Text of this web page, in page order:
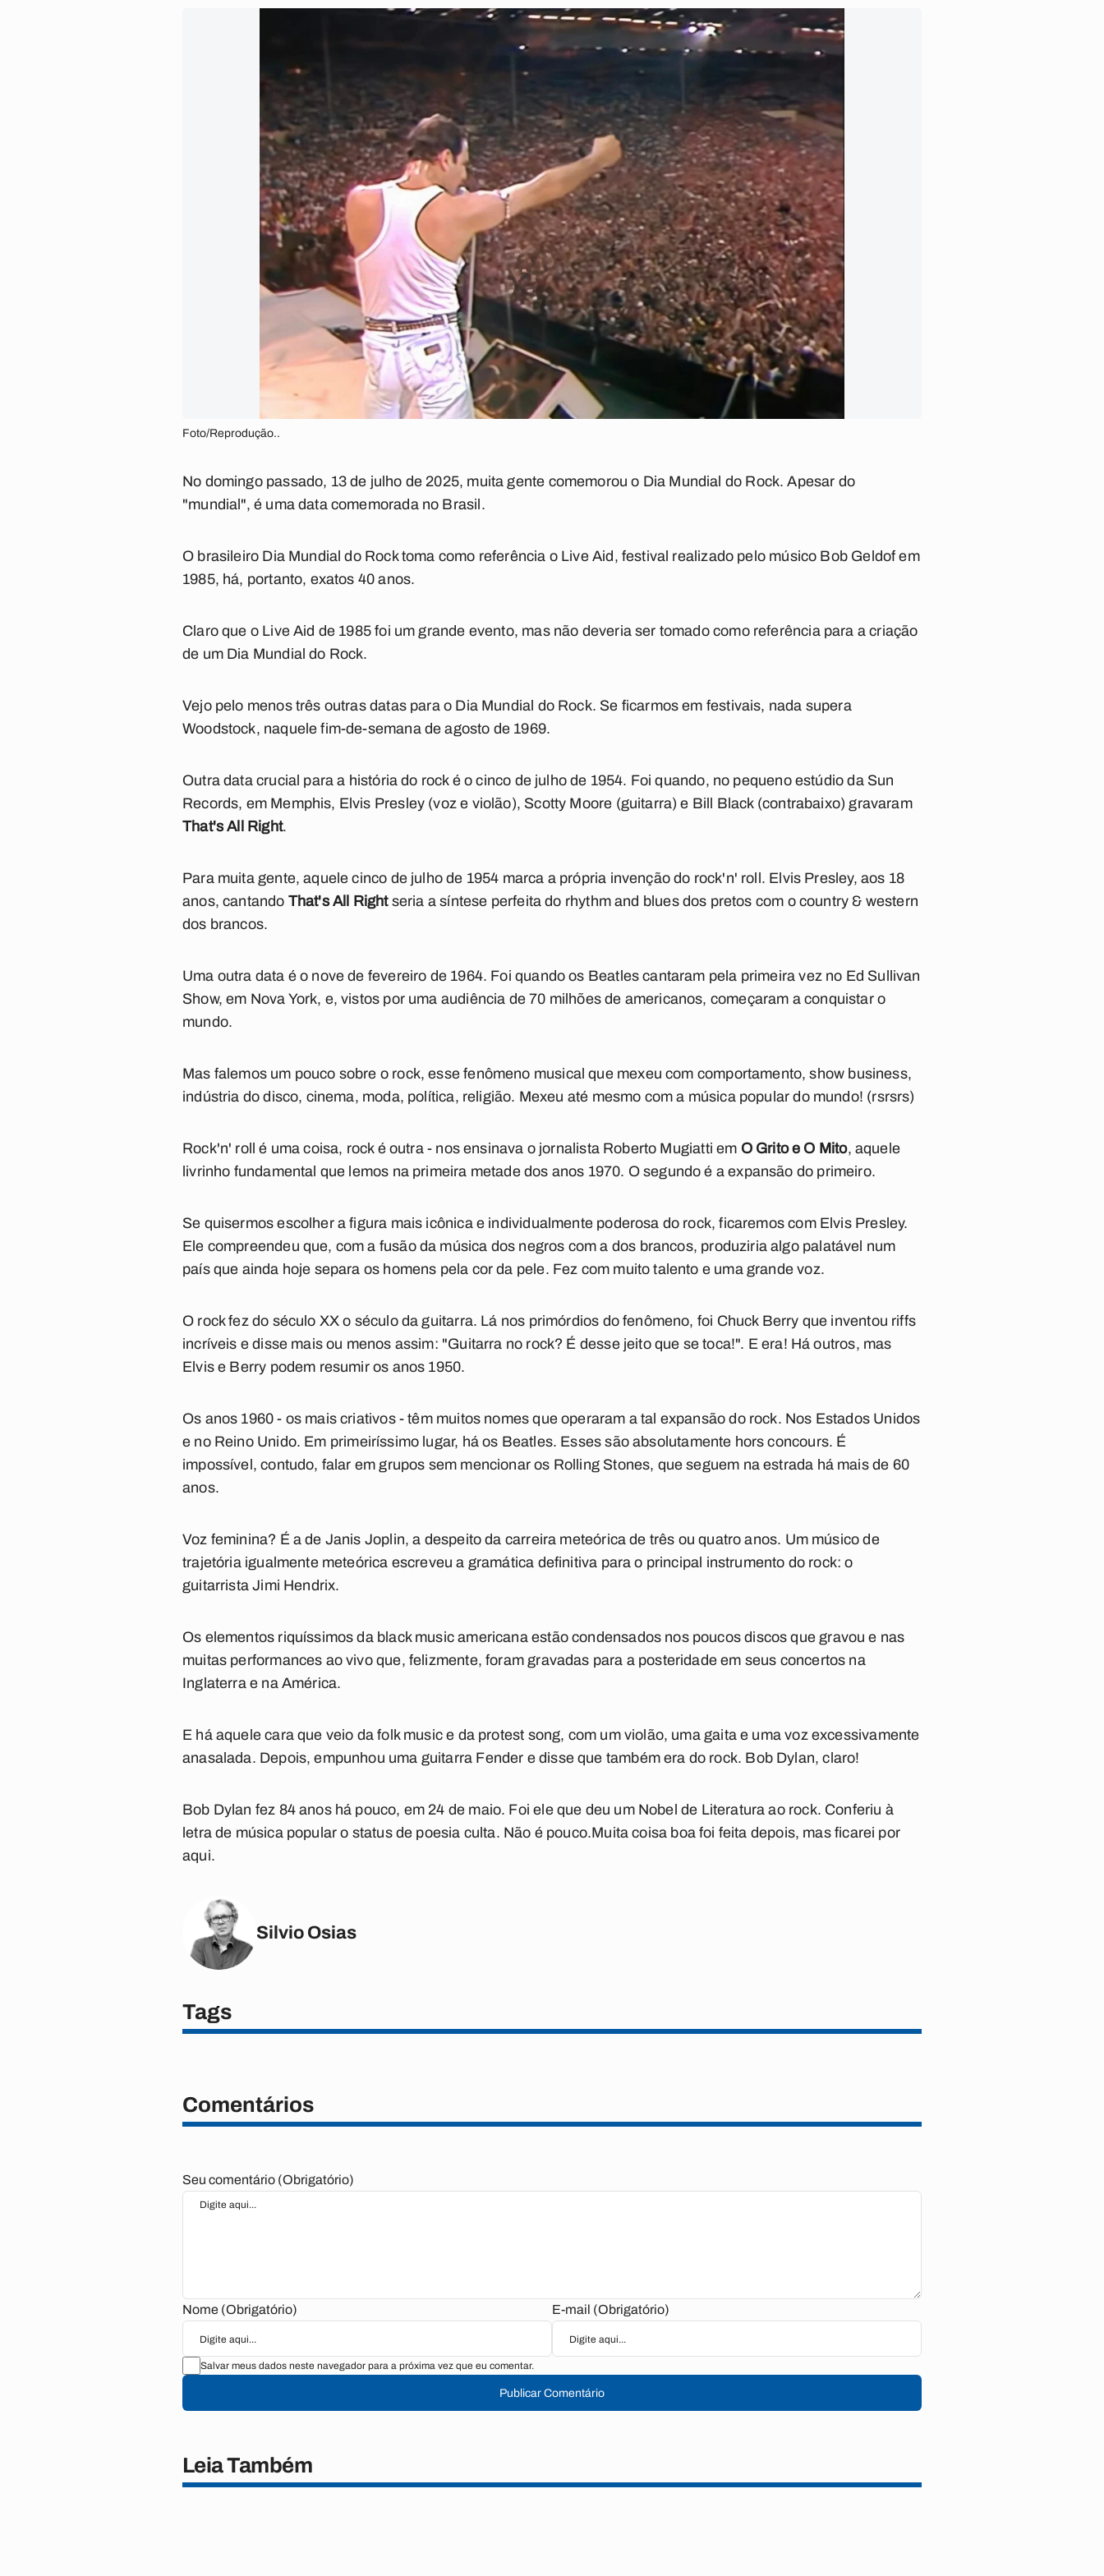
Foto/Reprodução..
No domingo passado, 13 de julho de 2025, muita gente comemorou o Dia Mundial do Rock. Apesar do
"mundial", é uma data comemorada no Brasil.
O brasileiro Dia Mundial do Rock toma como referência o Live Aid, festival realizado pelo músico Bob Geldof em
1985, há, portanto, exatos 40 anos.
Claro que o Live Aid de 1985 foi um grande evento, mas não deveria ser tomado como referência para a criação
de um Dia Mundial do Rock.
Vejo pelo menos três outras datas para o Dia Mundial do Rock. Se ficarmos em festivais, nada supera
Woodstock, naquele fim-de-semana de agosto de 1969.
Outra data crucial para a história do rock é o cinco de julho de 1954. Foi quando, no pequeno estúdio da Sun
Records, em Memphis, Elvis Presley (voz e violão), Scotty Moore (guitarra) e Bill Black (contrabaixo) gravaram
That's All Right.
Para muita gente, aquele cinco de julho de 1954 marca a própria invenção do rock'n' roll. Elvis Presley, aos 18
anos, cantando That's All Rightseria a síntese perfeita do rhythm and blues dos pretos com o country & western
dos brancos.
Uma outra data é o nove de fevereiro de 1964. Foi quando os Beatles cantaram pela primeira vez no Ed Sullivan
Show, em Nova York, e, vistos por uma audiência de 70 milhões de americanos, começaram a conquistar o
mundo.
Mas falemos um pouco sobre o rock, esse fenômeno musical que mexeu com comportamento, show business,
indústria do disco, cinema, moda, política, religião. Mexeu até mesmo com a música popular do mundo! (rsrsrs)
Rock'n' roll é uma coisa, rock é outra - nos ensinava o jornalista Roberto Mugiatti em O Grito e O Mito, aquele
livrinho fundamental que lemos na primeira metade dos anos 1970. O segundo é a expansão do primeiro.
Se quisermos escolher a figura mais icônica e individualmente poderosa do rock, ficaremos com Elvis Presley.
Ele compreendeu que, com a fusão da música dos negros com a dos brancos, produziria algo palatável num
país que ainda hoje separa os homens pela cor da pele. Fez com muito talento e uma grande voz.
O rock fez do século XX o século da guitarra. Lá nos primórdios do fenômeno, foi Chuck Berry que inventou riffs
incríveis e disse mais ou menos assim: "Guitarra no rock? É desse jeito que se toca!". E era! Há outros, mas
Elvis e Berry podem resumir os anos 1950.
Os anos 1960 - os mais criativos - têm muitos nomes que operaram a tal expansão do rock. Nos Estados Unidos
e no Reino Unido. Em primeiríssimo lugar, há os Beatles. Esses são absolutamente hors concours. É
impossível, contudo, falar em grupos sem mencionar os Rolling Stones, que seguem na estrada há mais de 60
anos.
Voz feminina? É a de Janis Joplin, a despeito da carreira meteórica de três ou quatro anos. Um músico de
trajetória igualmente meteórica escreveu a gramática definitiva para o principal instrumento do rock: o
guitarrista Jimi Hendrix.
Os elementos riquíssimos da black music americana estão condensados nos poucos discos que gravou e nas
muitas performances ao vivo que, felizmente, foram gravadas para a posteridade em seus concertos na
Inglaterra e na América.
E há aquele cara que veio da folk music e da protest song, com um violão, uma gaita e uma voz excessivamente
anasalada. Depois, empunhou uma guitarra Fender e disse que também era do rock. Bob Dylan, claro!
Bob Dylan fez 84 anos há pouco, em 24 de maio. Foi ele que deu um Nobel de Literatura ao rock. Conferiu à
letra de música popular o status de poesia culta. Não é pouco.Muita coisa boa foi feita depois, mas ficarei por
aqui.
Silvio Osias
Tags
Comentários
Seu comentário (Obrigatório)
Nome (Obrigatório) E-mail (Obrigatório)
Salvar meus dados neste navegador para a próxima vez que eu comentar.
Publicar Comentário
Leia Também